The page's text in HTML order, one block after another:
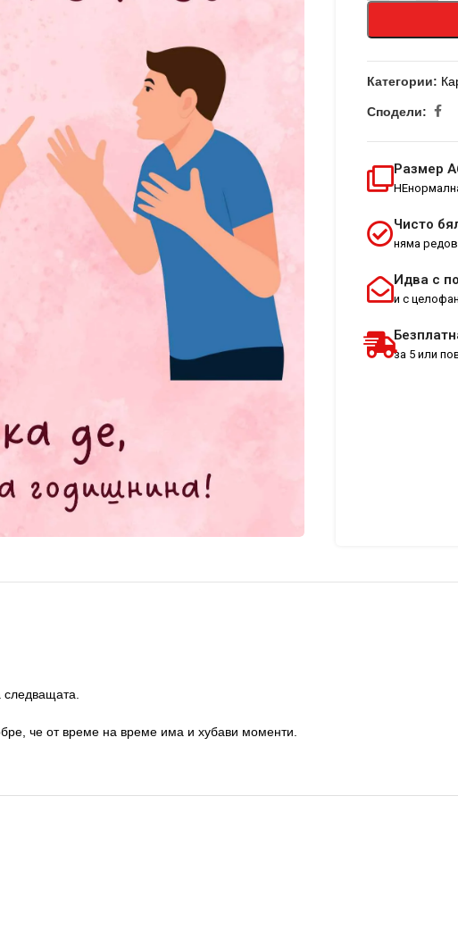
Категории:
Сподели:
Размер
Чисто
няма
Идва с
и с
за 5 или
че от време на време има и хубави моменти.